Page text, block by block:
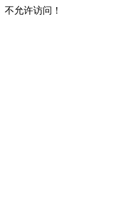
不允许访问！